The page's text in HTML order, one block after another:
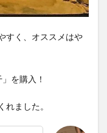
すく、オススメはや
を購入！
ました。